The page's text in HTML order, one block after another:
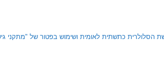
כתשתית לאומית ושימוש בפטור של "מתקני